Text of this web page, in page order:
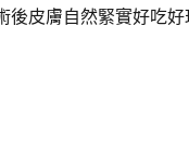
後皮膚自然緊實好吃